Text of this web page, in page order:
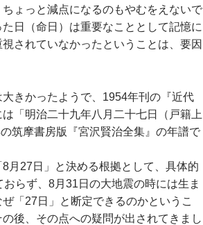
ょっと減点になるのもやむをえないで
日（命日）は重要なこととして記憶に
されていなかったということは、要因
きかったようで、1954年刊の『近代
「明治二十九年八月二十七日（戸籍上
筑摩書房版『宮沢賢治全集』の年譜で
27日」と決める根拠として、具体的
らず、8月31日の大地震の時には生ま
「27日」と断定できるのかというこ
後、その点への疑問が出されてきまし